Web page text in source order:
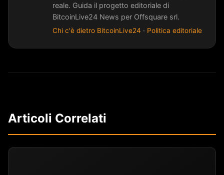
reale. Guida il progetto editoriale di
BitcoinLive24 News per Offsquare srl.
Chi c'è dietro BitcoinLive24 · Politica editoriale
Articoli Correlati